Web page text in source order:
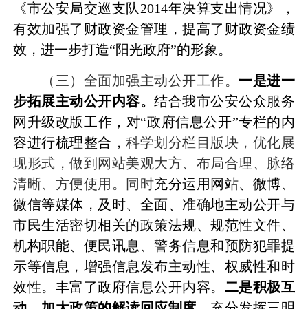
《市公安局交巡支队 2014年决算支出情况》，
有效加强了财政资金管理，提高了财政资金绩
效，进一步打造“阳光政府”的形象。
（三）全面加强主动公开工作。 一是进一
步拓展主动公开内容。结合我市公安公众服务
网升级改版工作，对“政府信息公开”专栏的内
容进行梳理整合，科学划分栏目版块，优化展
现形式，做到网站美观大方、布局合理、脉络
清晰、方便使用。同时充分运用网站、微博、
微信等媒体，及时、全面、准确地主动公开与
市民生活密切相关的政策法规、规范性文件、
机构职能、便民讯息、警务信息和预防犯罪提
示等信息，增强信息发布主动性、权威性和时
效性。丰富了政府信息公开内容。 二是积极互